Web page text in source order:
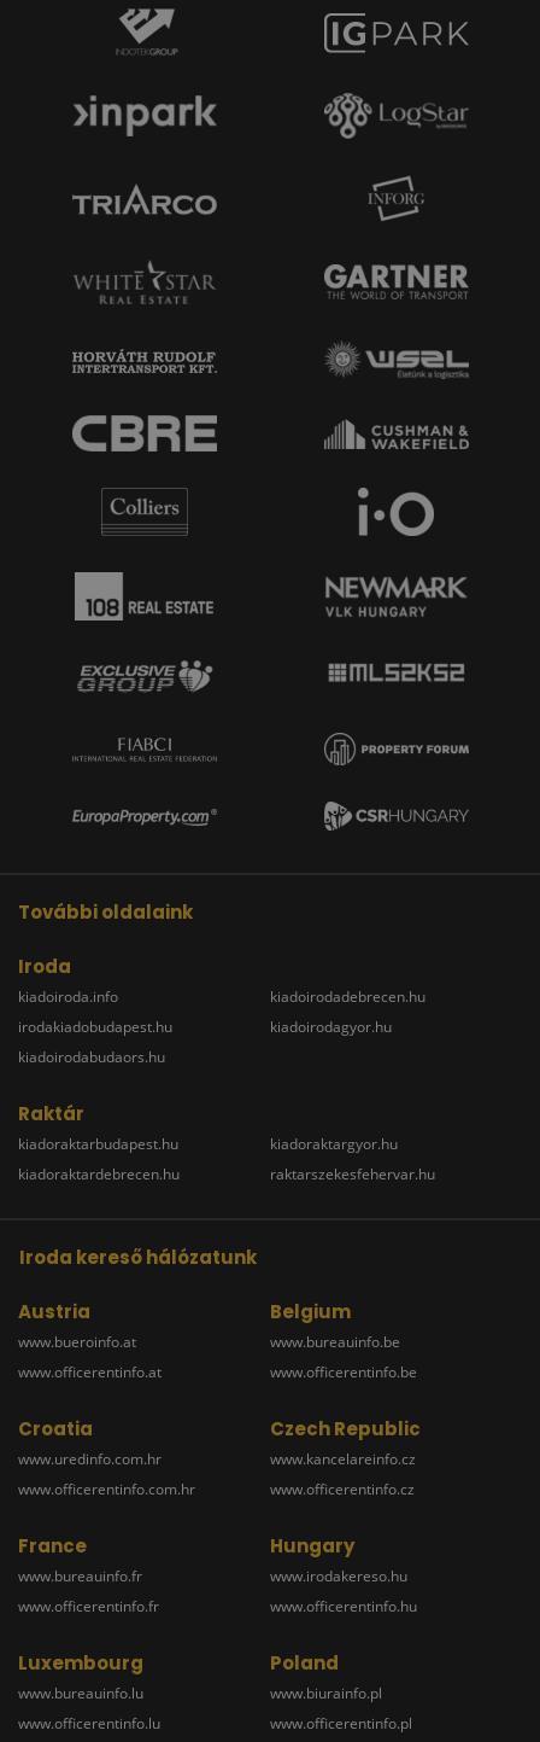
További oldalaink
Iroda
kiadoiroda.info
irodakiadobudapest.hu
kiadoirodabudaors.hu
kiadoirodadebrecen.hu
kiadoirodagyor.hu
Raktár
kiadoraktarbudapest.hu
kiadoraktardebrecen.hu
kiadoraktargyor.hu
raktarszekesfehervar.hu
Iroda kereső hálózatunk
Austria
www.bueroinfo.at
www.officerentinfo.at
Belgium
www.bureauinfo.be
www.officerentinfo.be
Croatia
www.uredinfo.com.hr
www.officerentinfo.com.hr
Czech Republic
www.kancelareinfo.cz
www.officerentinfo.cz
France
www.bureauinfo.fr
www.officerentinfo.fr
Hungary
www.irodakereso.hu
www.officerentinfo.hu
Luxembourg
www.bureauinfo.lu
www.officerentinfo.lu
Poland
www.biurainfo.pl
www.officerentinfo.pl